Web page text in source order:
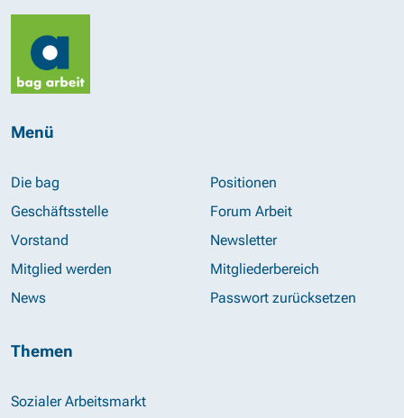
Menü
Die bag
Geschäftsstelle
Vorstand
Mitglied werden
News
Positionen
Forum Arbeit
Newsletter
Mitgliederbereich
Passwort zurücksetzen
Themen
Sozialer Arbeitsmarkt